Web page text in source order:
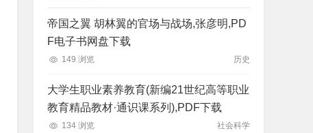
帝国之翼 胡林翼的官场与战场,张彦明,PD
F电子书网盘下载
149 浏览 历史
大学生职业素养教育(新编21世纪高等职业
教育精品教材·通识课系列),PDF下载
134 浏览 社会科学